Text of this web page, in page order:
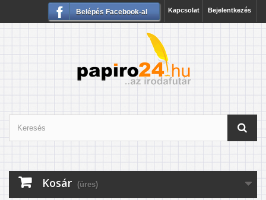
Bejelentkezés
Kapcsolat
Belépés Facebook-al
Kosár (üres)